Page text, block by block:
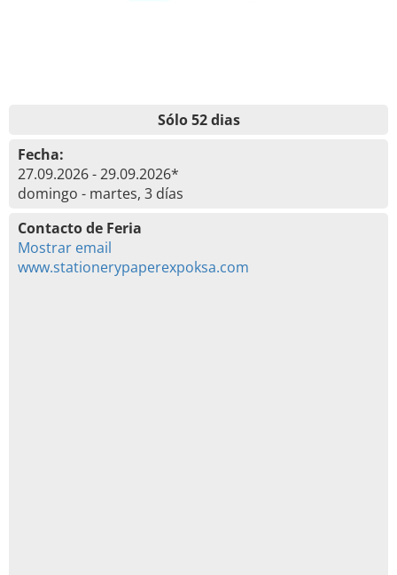
Sólo 52 dias
Fecha:
27.09.2026 - 29.09.2026*
domingo - martes, 3 días
Contacto de Feria
Mostrar email
www.stationerypaperexpoksa.com